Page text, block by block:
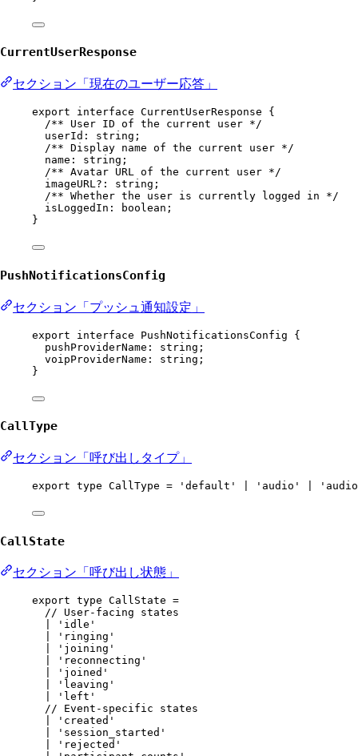
CurrentUserResponse
セクション「現在のユーザー応答」
export interface CurrentUserResponse {
/** User ID of the current user */
userId : string ;
/** Display name of the current user */
name : string ;
/** Avatar URL of the current user */
imageURL?: string ;
/** Whether the user is currently logged in */
isLoggedIn : boolean ;
}
PushNotificationsConfig
セクション「プッシュ通知設定」
export interface PushNotificationsConfig {
pushProviderName : string ;
voipProviderName : string ;
}
CallType
セクション「呼び出しタイプ」
export type CallType = 'default' 'audio'
CallState
セクション「呼び出し状態」
export type CallState =
// User-facing states
'idle'
'ringing'
'joining'
'reconnecting'
'joined'
'leaving'
'left'
// Event-specific states
'created'
'session_started'
'rejected'